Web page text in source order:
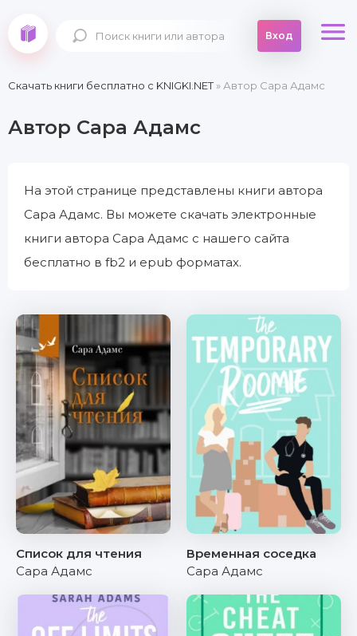
Вход
Скачать книги бесплатно c KNIGKI.NET» Автор Сара Адамс
Автор Сара Адамс
На этой странице представлены книги автора
Сара Адамс. Вы можете скачать электронные
книги автора Сара Адамс с нашего сайта
бесплатно в fb2 и epub форматах.
Список для чтения
Сара Адамс
Временная соседка
Сара Адамс